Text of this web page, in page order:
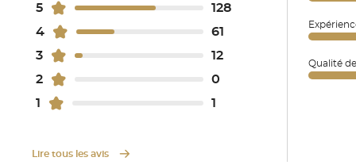
5
128
4
61
3
12
2
0
1
1
Lire tous les avis
Qualité